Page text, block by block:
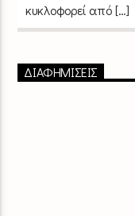
κυκλοφορεί από […]
ΔΙΑΦΗΜΙΣΕΙΣ